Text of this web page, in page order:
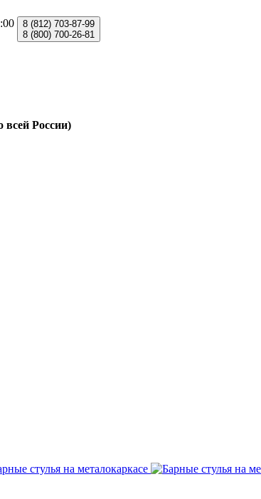
8 (812) 703-87-99
8 (800) 700-26-81
всей России)
стулья на металокаркасе